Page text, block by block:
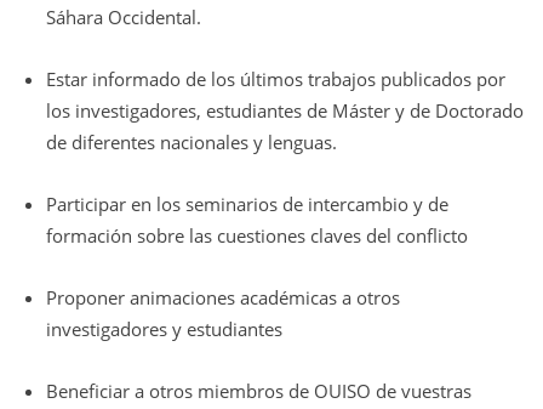
Sáhara Occidental.
Estar informado de los últimos trabajos publicados por
los investigadores, estudiantes de Máster y de Doctorado
de diferentes nacionales y lenguas.
Participar en los seminarios de intercambio y de
formación sobre las cuestiones claves del conflicto
Proponer animaciones académicas a otros
investigadores y estudiantes
Beneficiar a otros miembros de OUISO de vuestras